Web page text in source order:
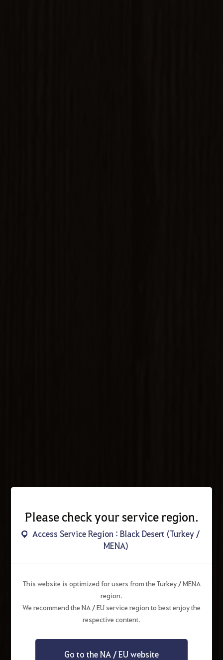
Please check your service region.
Access Service Region : Black Desert (Turkey /
MENA)
This website is optimized for users from the Turkey / MENA
region.
We recommend the NA / EU service region to best enjoy the
respective content.
Go to the NA / EU website